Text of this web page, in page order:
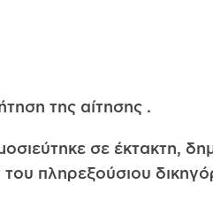
της αίτησης .
σε έκτακτη,
πληρεξούσιου